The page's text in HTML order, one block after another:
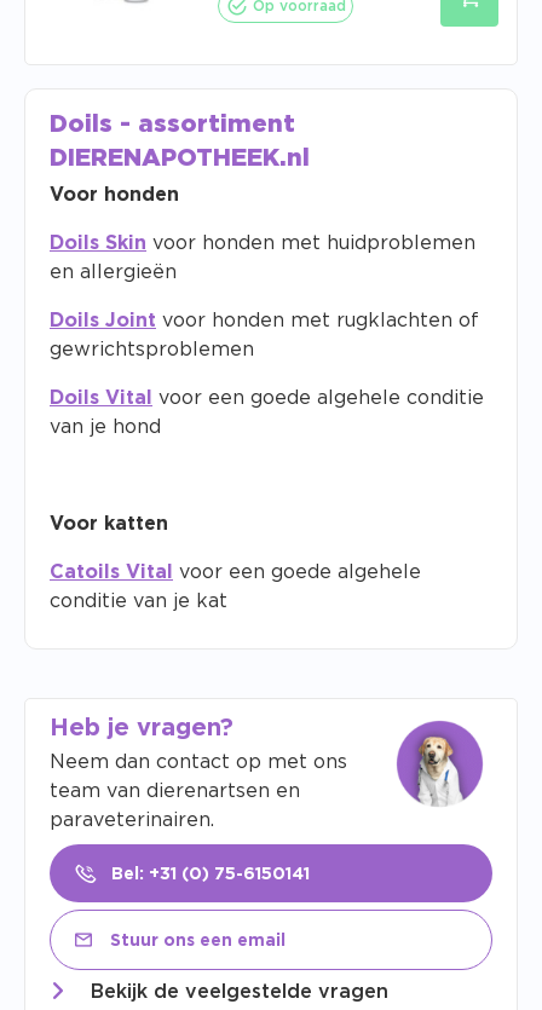
Op voorraad
Doils - assortiment
DIERENAPOTHEEK.nl
Voor honden
Doils Skin voor honden met huidproblemen
en allergieën
Doils Joint voor honden met rugklachten of
gewrichtsproblemen
Doils Vital
voor een goede algehele conditie
van je hond
Voor katten
Catoils Vital
voor een goede algehele
conditie van je kat
Heb je vragen?
Neem dan contact op met ons
team van dierenartsen en
paraveterinairen.
Bel: +31 (0) 75-6150141
Stuur ons een email
Bekijk de veelgestelde vragen